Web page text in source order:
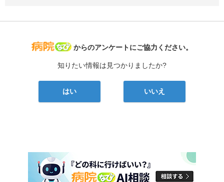
病院なび
からのアンケートにご協力ください。
知りたい情報は見つかりましたか?
はい いいえ